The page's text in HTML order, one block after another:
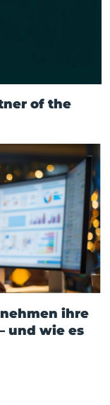
of the
ihre
und wie es